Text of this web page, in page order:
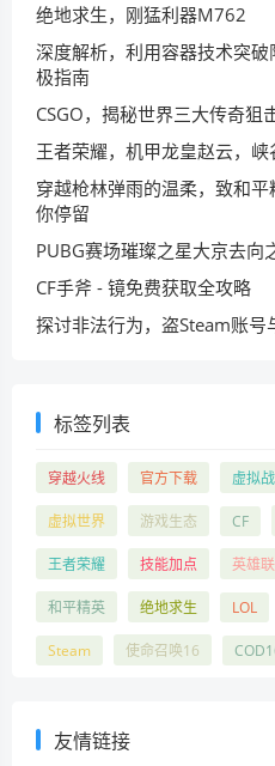
绝地求生，刚猛利器M762
深度解析，利用容器技术突
极指南
CSGO，揭秘世界三大传奇狙
王者荣耀，机甲龙皇赵云，
穿越枪林弹雨的温柔，致和
你停留
PUBG赛场璀璨之星大京去向
CF手斧 - 镜免费获取全攻略
探讨非法行为，盗Steam账号
标签列表
穿越火线 官方下载 虚拟
虚拟世界 游戏生态 CF
王者荣耀 技能加点 英雄
和平精英 绝地求生 LOL
Steam 使命召唤16
友情链接